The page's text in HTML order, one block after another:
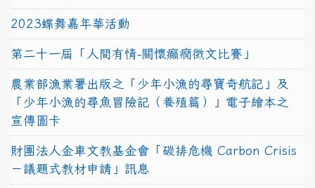
2023蝶舞嘉年華活動
第二十一屆「人間有情-關懷癲癇徵文比賽」
農業部漁業署出版之「少年小漁的尋寶奇航記」及
「少年小漁的尋魚冒險記（養殖篇）」電子繪本之
宣傳圖卡
財團法人金車文教基金會「碳排危機 Carbon Crisis
－議題式教材申請」訊息